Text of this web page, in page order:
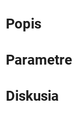
Popis
Parametre
Diskusia